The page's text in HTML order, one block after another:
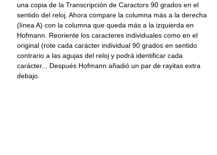
una copia de la Transcripción de Caractors 90 grados en el
sentido del reloj. Ahora compare la columna más a la derecha
(línea A) con la columna que queda más a la izquierda en
Hofmann. Reoriente los caracteres individuales como en el
original (rote cada carácter individual 90 grados en sentido
contrario a las agujas del reloj y podrá identificar cada
carácter... Después Hofmann añadió un par de rayitas extra
debajo.